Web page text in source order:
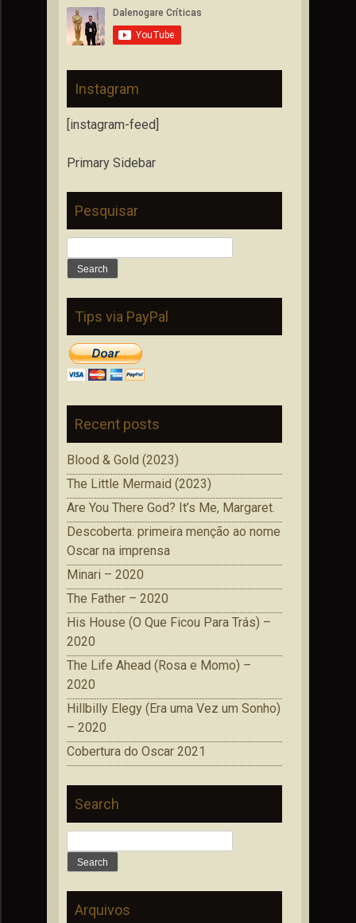
Instagram
[instagram-feed]
Primary Sidebar
Pesquisar
for:
Tips via PayPal
Recent posts
Blood & Gold (2023)
The Little Mermaid (2023)
Are You There God? It’s Me, Margaret.
Descoberta: primeira menção ao nome
Oscar na imprensa
Minari – 2020
The Father – 2020
His House (O Que Ficou Para Trás) –
2020
The Life Ahead (Rosa e Momo) –
2020
Hillbilly Elegy (Era uma Vez um Sonho)
– 2020
Cobertura do Oscar 2021
Search
for:
Arquivos